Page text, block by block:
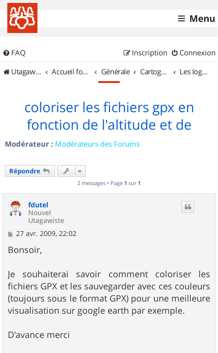
Menu
FAQ Connexion
Inscription
UtagawaVTT (Randos VTT et VTTAE avec traces GPS)
Accueil forum Générale Cartographie et GPS Les logiciels
coloriser les fichiers gpx en
fonction de l'altitude et de
Modérateur : Modérateurs des Forums
Répondre
2 messages • Page 1 sur 1
fdutel
Nouvel
Utagawiste
M
s
s
g
e
27 avr. 2009, 22:02
Bonsoir,
Je souhaiterai savoir comment coloriser les
fichiers GPX et les sauvegarder avec ces couleurs
(toujours sous le format GPX) pour une meilleure
visualisation sur google earth par exemple.
D'avance merci